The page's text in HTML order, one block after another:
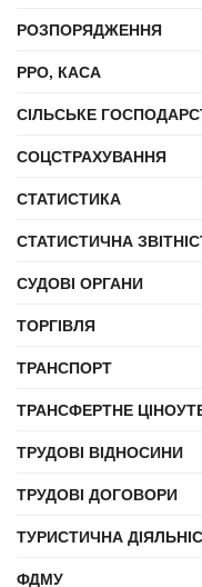
РОЗПОРЯДЖЕННЯ
РРО, КАСА
СІЛЬСЬКЕ
СОЦСТРАХУВАННЯ
СТАТИСТИКА
СТАТИСТИЧНА
СУДОВІ ОРГАНИ
ТОРГІВЛЯ
ТРАНСПОРТ
ТРАНСФЕРТНЕ
ТРУДОВІ ВІДНОСИНИ
ТРУДОВІ ДОГОВОРИ
ТУРИСТИЧНА
ФДМУ